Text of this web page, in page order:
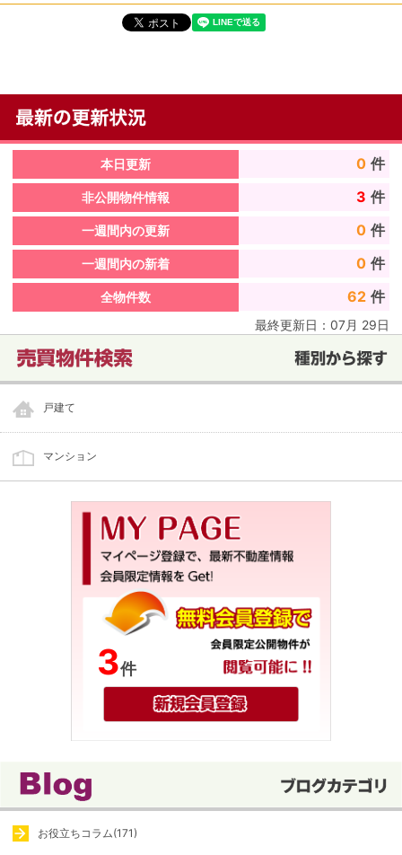
本日更新 0 件
非公開物件情報 3 件
一週間内の更新 0 件
一週間内の新着 0 件
全物件数 62 件
最終更新日： 07月 29日
戸建て
マンション
3件
お役立ちコラム(171)